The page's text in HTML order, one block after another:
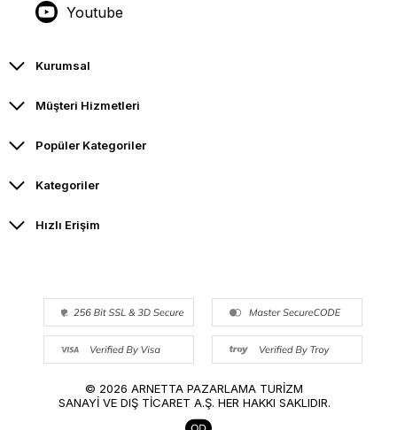
Youtube
Kurumsal
Müşteri Hizmetleri
Popüler Kategoriler
Kategoriler
Hızlı Erişim
© 2026 ARNETTA PAZARLAMA TURİZM
SANAYİ VE DIŞ TİCARET A.Ş. HER HAKKI SAKLIDIR.